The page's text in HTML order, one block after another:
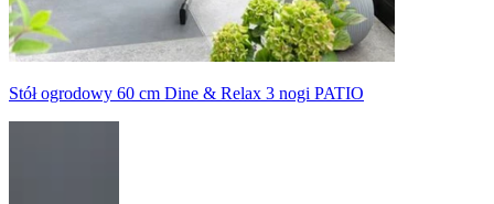
Stół ogrodowy 60 cm Dine & Relax 3 nogi PATIO